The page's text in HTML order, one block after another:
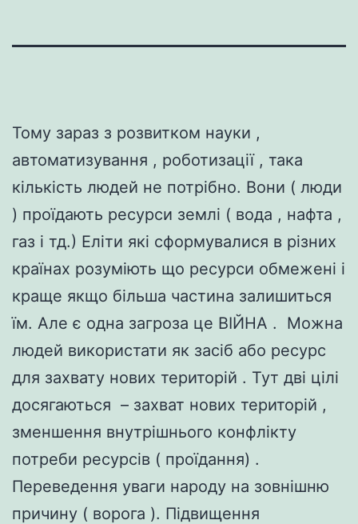
Тому зараз з розвитком науки ,
автоматизування , роботизації , така
кількість людей не потрібно. Вони ( люди
) проїдають ресурси землі ( вода , нафта ,
газ і тд.) Еліти які сформувалися в різних
країнах розуміють що ресурси обмежені і
краще якщо більша частина залишиться
їм. Але є одна загроза це ВІЙНА . Можна
людей використати як засіб або ресурс
для захвату нових територій . Тут дві цілі
досягаються – захват нових територій ,
зменшення внутрішнього конфлікту
потреби ресурсів ( проїдання) .
Переведення уваги народу на зовнішню
причину ( ворога ). Підвищення